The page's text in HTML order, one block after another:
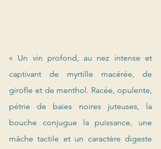
« Un vin profond, au nez intense et
captivant de myrtille macérée, de
girofle et de menthol. Racée, opulente,
pétrie de baies noires juteuses, la
bouche conjugue la puissance, une
mâche tactile et un caractère digeste